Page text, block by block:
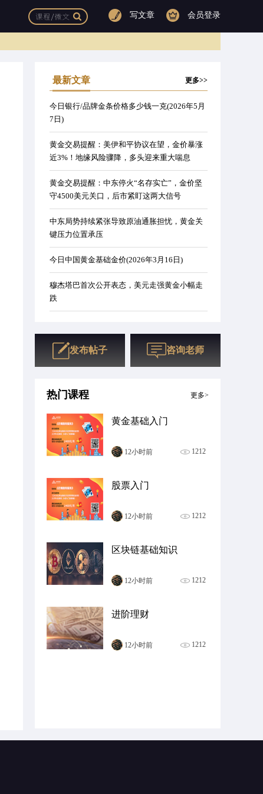
会员登录
写文章
最新文章 更多>>
今日银行/品牌金条价格多少钱一克(2026年5月
7日)
黄金交易提醒：美伊和平协议在望，金价暴涨
近3%！地缘风险骤降，多头迎来重大喘息
黄金交易提醒：中东停火“名存实亡”，金价坚
守4500美元关口，后市紧盯这两大信号
中东局势持续紧张导致原油通胀担忧，黄金关
键压力位置承压
今日中国黄金基础金价(2026年3月16日)
穆杰塔巴首次公开表态，美元走强黄金小幅走
跌
朗新任最高领袖强硬表态，油价创近四年新高
今日贵金属融通金行情报价（2026年1月13
一张图看商品支撑阻力：金银油气+铂钯铜农产
品期货(2026年1月13日)
北京菜百铂金多少钱一克（2026年01月13日）
参考价格
发布帖子 咨询老师
热门课程 更多>
黄金基础入门
12小时前 1212
股票入门
12小时前 1212
区块链基础知识
12小时前 1212
进阶理财
12小时前 1212